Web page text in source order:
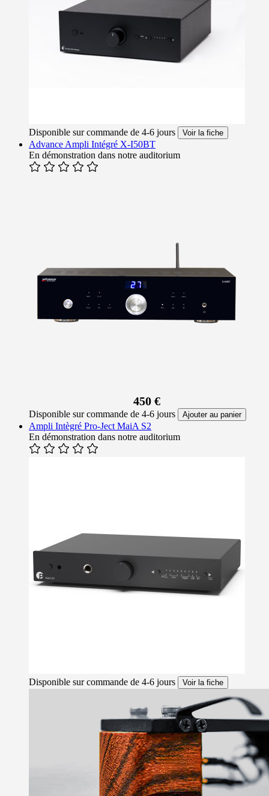
Disponible sur commande de 4-6 jours Voir la fiche
Advance Ampli Intégré X-I50BT
En démonstration dans notre auditorium
450 €
Disponible sur commande de 4-6 jours Ajouter au panier
Ampli Intègré Pro-Ject MaiA S2
En démonstration dans notre auditorium
Disponible sur commande de 4-6 jours Voir la fiche